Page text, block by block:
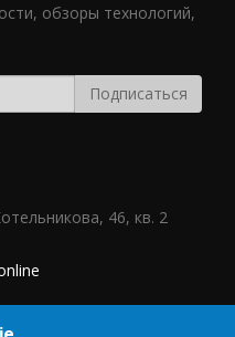
обзоры технологий,
46, кв. 2